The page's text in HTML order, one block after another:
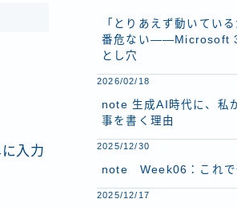
入力
「とりあえず動いてい
番危ない——Microsoft
とし穴
2026/02/18
note 生成AI時代に、私
事を書く理由
2025/12/30
note Week06：これで
2025/12/17